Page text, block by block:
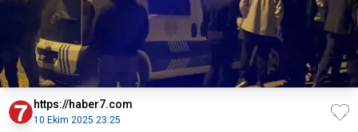
https://haber7.com
10 Ekim 2025 23:25